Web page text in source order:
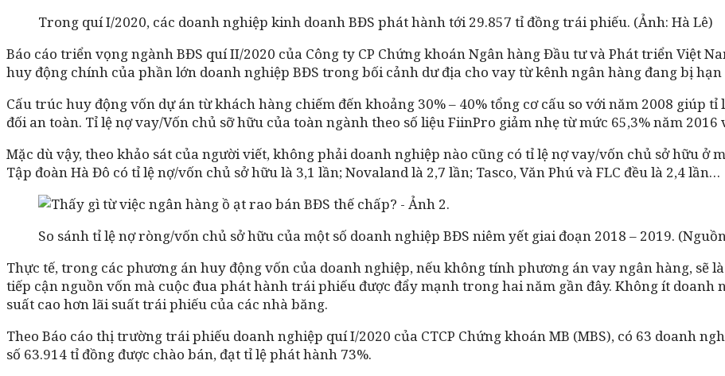
Trong quí I/2020, các doanh nghiệp kinh doanh BĐS phát hành tới 29.857 tỉ đồng trái phiếu. (Ảnh: Hà Lê)
Báo cáo triển vọng ngành BĐS quí II/2020 của Công ty CP Chứng khoán Ngân hàng Đầu tư và Phát triển Việt
huy động chính của phần lớn doanh nghiệp BĐS trong bối cảnh dư địa cho vay từ kênh ngân hàng đang bị hạn
Cấu trúc huy động vốn dự án từ khách hàng chiếm đến khoảng 30% – 40% tổng cơ cấu so với năm 2008 giúp
đối an toàn. Tỉ lệ nợ vay/Vốn chủ sỡ hữu của toàn ngành theo số liệu FiinPro giảm nhẹ từ mức 65,3% năm 2016
Mặc dù vậy, theo khảo sát của người viết, không phải doanh nghiệp nào cũng có tỉ lệ nợ vay/vốn chủ sở hữu ở
Tập đoàn Hà Đô có tỉ lệ nợ/vốn chủ sở hữu là 3,1 lần; Novaland là 2,7 lần; Tasco, Văn Phú và FLC đều là 2,4 lần…
So sánh tỉ lệ nợ ròng/vốn chủ sở hữu của một số doanh nghiệp BĐS niêm yết giai đoạn 2018 – 2019.
Thực tế, trong các phương án huy động vốn của doanh nghiệp, nếu không tính phương án vay ngân hàng, sẽ
tiếp cận nguồn vốn mà cuộc đua phát hành trái phiếu được đẩy mạnh trong hai năm gần đây. Không ít
suất cao hơn lãi suất trái phiếu của các nhà băng.
Theo Báo cáo thị trường trái phiếu doanh nghiệp quí I/2020 của CTCP Chứng khoán MB (MBS), có 63 doanh
số 63.914 tỉ đồng được chào bán, đạt tỉ lệ phát hành 73%.